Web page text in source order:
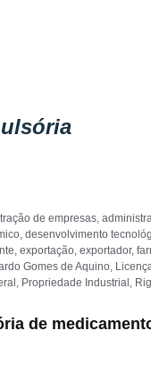
de empresas,
, desenvolvimento
, exportação, exportador,
Gomes de Aquino,
, Propriedade Industrial ,
de